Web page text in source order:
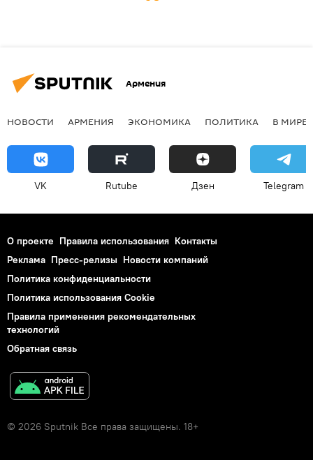
Армения
НОВОСТИ АРМЕНИЯ ЭКОНОМИКА ПОЛИТИКА В МИРЕ
VK Rutube Дзен Telegram
О проекте Правила использования Контакты
Реклама Пресс-релизы Новости компаний
Политика конфиденциальности
Политика использования Cookie
Правила применения рекомендательных
технологий
Обратная связь
© 2026 Sputnik Все права защищены. 18+